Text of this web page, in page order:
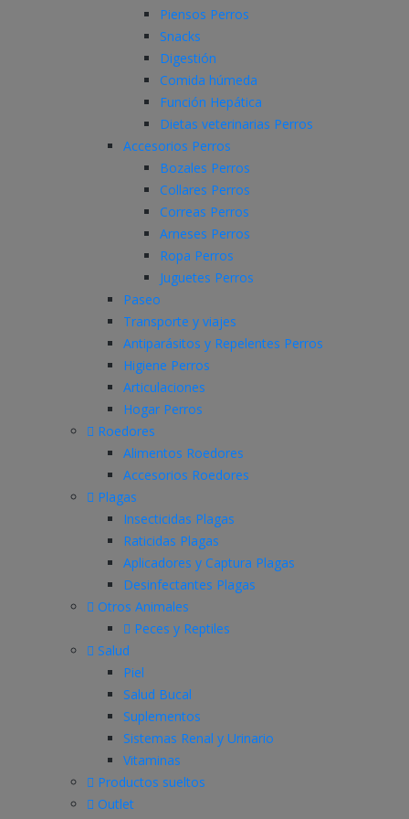
Piensos Perros
Snacks
Digestión
Comida húmeda
Función Hepática
Dietas veterinarias Perros
Accesorios Perros
Bozales Perros
Collares Perros
Correas Perros
Arneses Perros
Ropa Perros
Juguetes Perros
Paseo
Transporte y viajes
Antiparásitos y Repelentes Perros
Higiene Perros
Articulaciones
Hogar Perros
Roedores
Alimentos Roedores
Accesorios Roedores
Plagas
Insecticidas Plagas
Raticidas Plagas
Aplicadores y Captura Plagas
Desinfectantes Plagas
Otros Animales
Peces y Reptiles
Salud
Piel
Salud Bucal
Suplementos
Sistemas Renal y Urinario
Vitaminas
Productos sueltos
Outlet